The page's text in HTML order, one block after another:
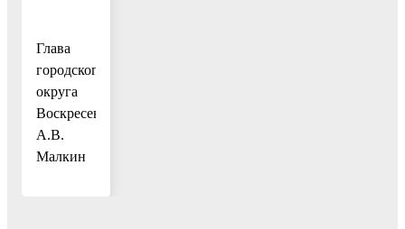
Глава
городского
округа
Воскресенск
А.В.
Малкин